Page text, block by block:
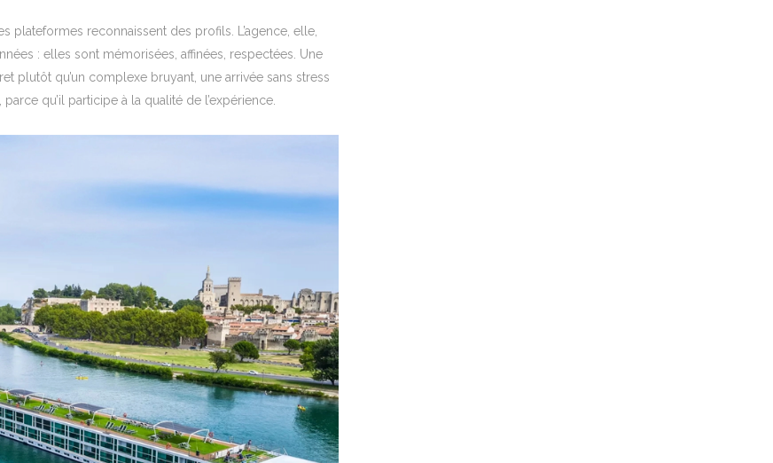
plateformes reconnaissent des profils. L’agence, elle,
: elles sont mémorisées, affinées, respectées. Une
plutôt qu’un complexe bruyant, une arrivée sans stress
qu’il participe à la qualité de l’expérience.